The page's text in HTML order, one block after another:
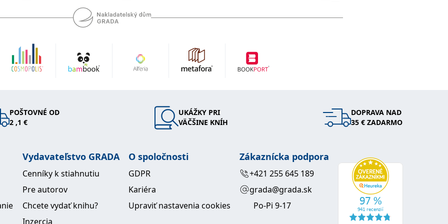
POŠTOVNÉ OD
2 ,1 €
UKÁŽKY PRI
VÄČŠINE KNÍH
DOPRAVA NAD
35 € ZADARMO
Vydavateľstvo GRADA
Cenníky k stiahnutiu
Pre autorov
Chcete vydať knihu?
Inzercia
O spoločnosti
GDPR
Kariéra
Upraviť nastavenia cookies
Zákaznícka podpora
+421 255 645 189
grada@grada.sk
Po-Pi 9-17